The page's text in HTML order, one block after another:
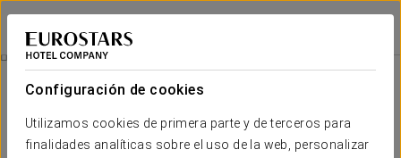
Configuración de cookies
Utilizamos cookies de primera parte y de terceros para
finalidades analíticas sobre el uso de la web, personalizar
Tandem Torre de la Calahorra
CÓRDOBA
Córdoba
Córdobaes una ciudad querebosa historia y cultura, gracias al